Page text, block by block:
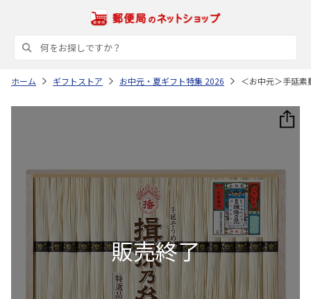
ホーム ギフトストア お中元・夏ギフト特集 2026 ＜お中元＞手延